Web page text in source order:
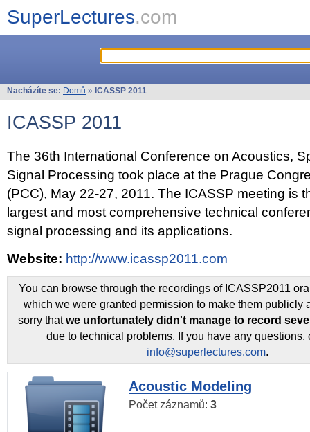
SuperLectures.com
Nacházíte se: Domů » ICASSP 2011
ICASSP 2011
The 36th International Conference on Acoustics,
Signal Processing took place at the Prague
(PCC), May 22-27, 2011. The ICASSP meeting is
largest and most comprehensive technical
signal processing and its applications.
Website: http://www.icassp2011.com
You can browse through the recordings of ICASSP2011
which we were granted permission to make them publicly
sorry thatwe unfortunately didn't manage to record
due to technical problems. If you have any questions,
info@superlectures.com.
Acoustic Modeling
Počet záznamů: 3